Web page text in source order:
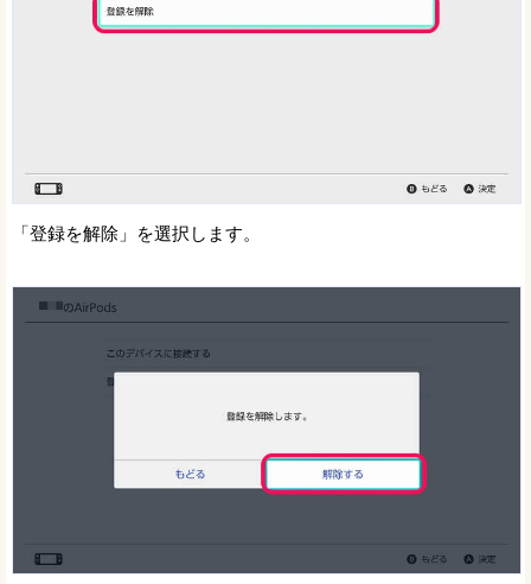
「登録を解除」を選択します。